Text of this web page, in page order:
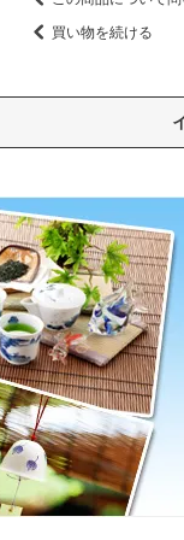
買い物を続ける